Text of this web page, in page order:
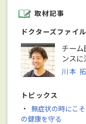
取材記事
ドクターズファイル
チー
ンスに
川本
トピックス
・ 無症状の時にこ
の健康を守る